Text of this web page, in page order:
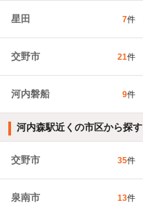
星田 7件
交野市 21件
河内磐船 9件
河内森駅近くの市区から探す
交野市 35件
泉南市 13件